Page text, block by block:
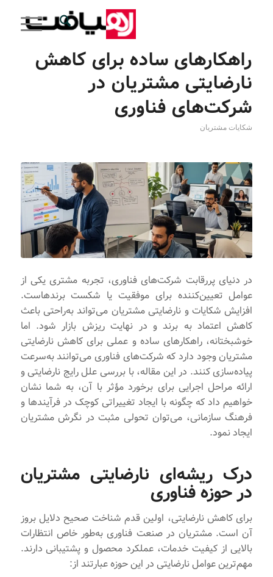
راهکارهای ساده برای کاهش
نارضایتی مشتریان در
شرکت‌های فناوری
شکایات مشتریان
در دنیای پررقابت شرکت‌های فناوری، تجربه مشتری یکی از
عوامل تعیین‌کننده برای موفقیت یا شکست برندهاست.
افزایش شکایات و نارضایتی مشتریان می‌تواند به‌راحتی باعث
کاهش اعتماد به برند و در نهایت ریزش بازار شود. اما
خوشبختانه، راهکارهای ساده و عملی برای کاهش نارضایتی
مشتریان وجود دارد که شرکت‌های فناوری می‌توانند به‌سرعت
پیاده‌سازی کنند. در این مقاله، با بررسی علل رایج نارضایتی و
ارائه مراحل اجرایی برای برخورد مؤثر با آن، به شما نشان
خواهیم داد که چگونه با ایجاد تغییراتی کوچک در فرآیندها و
فرهنگ سازمانی، می‌توان تحولی مثبت در نگرش مشتریان
ایجاد نمود.
درک ریشه‌ای نارضایتی مشتریان
در حوزه فناوری
برای کاهش نارضایتی، اولین قدم شناخت صحیح دلایل بروز
آن است. مشتریان در صنعت فناوری به‌طور خاص انتظارات
بالایی از کیفیت خدمات، عملکرد محصول و پشتیبانی دارند.
مهم‌ترین عوامل نارضایتی در این حوزه عبارتند از: